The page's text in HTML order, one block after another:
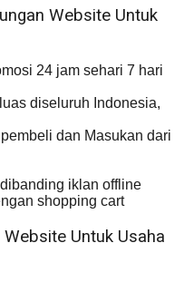
Website Untuk
24 jam sehari 7 hari
diseluruh Indonesia,
dan Masukan dari
iklan offline
shopping cart
Untuk Usaha